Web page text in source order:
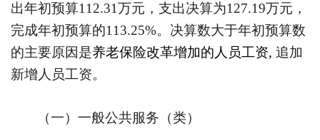
出年初预算112.31万元，支出决算为127.19万元，
完成年初预算的113.25%。决算数大于年初预算数
的主要原因是养老保险改革增加的人员工资, 追加
新增人员工资。
（一）一般公共服务（类）